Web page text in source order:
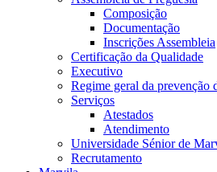
Composição
Documentação
Inscrições Assembleia
Certificação da Qualidade
Executivo
Regime geral da prevenção
Serviços
Atestados
Atendimento
Universidade Sénior de
Recrutamento